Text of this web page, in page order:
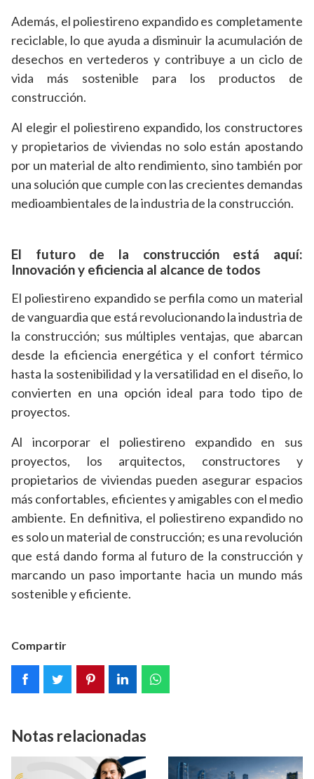
Además, el poliestireno expandido es completamente
reciclable, lo que ayuda a disminuir la acumulación de
desechos en vertederos y contribuye a un ciclo de
vida más sostenible para los productos de
construcción.
Al elegir el poliestireno expandido, los constructores
y propietarios de viviendas no solo están apostando
por un material de alto rendimiento, sino también por
una solución que cumple con las crecientes demandas
medioambientales de la industria de la construcción.
El futuro de la construcción está aquí:
Innovación y eficiencia al alcance de todos
El poliestireno expandido se perfila como un material
de vanguardia que está revolucionando la industria de
la construcción; sus múltiples ventajas, que abarcan
desde la eficiencia energética y el confort térmico
hasta la sostenibilidad y la versatilidad en el diseño, lo
convierten en una opción ideal para todo tipo de
proyectos.
Al incorporar el poliestireno expandido en sus
proyectos, los arquitectos, constructores y
propietarios de viviendas pueden asegurar espacios
más confortables, eficientes y amigables con el medio
ambiente. En definitiva, el poliestireno expandido no
es solo un material de construcción; es una revolución
que está dando forma al futuro de la construcción y
marcando un paso importante hacia un mundo más
sostenible y eficiente.
Compartir
Notas relacionadas